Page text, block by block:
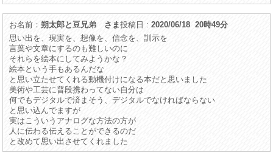
お名前：朔太郎と豆兄弟 さま投稿日 :2020/06/18 20時49分
思い出を、現実を、想像を、信念を、訓示を
言葉や文章にするのも難しいのに
それらを絵本にしてみようかな？
絵本という手もあるんだな
と思い立たせてくれる動機付けになる本だと思いました
美術や工芸に普段携わってない自分は
何でもデジタルで済まそう、デジタルでなければならない
と思い込んでますが
実はこういうアナログな方法の方が
人に伝わる伝えることができるのだ
と改めて思い出させてくれました